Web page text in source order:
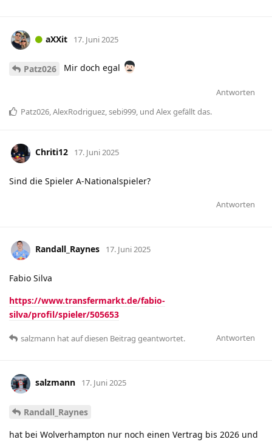
aXXit 17. Juni 2025
Patz026 Mir doch egal
Antworten
Patz026 AlexRodriguez sebi999 , und Alex gefällt das.
Chriti12 17. Juni 2025
Sind die Spieler A-Nationalspieler?
Antworten
Randall_Raynes 17. Juni 2025
Fabio Silva
https://www.transfermarkt.de/fabio-
silva/profil/spieler/505653
Antworten
salzmann hatauf diesen Beitrag geantwortet.
salzmann 17. Juni 2025
Randall_Raynes
hat bei Wolverhampton nur noch einen Vertrag bis 2026 und